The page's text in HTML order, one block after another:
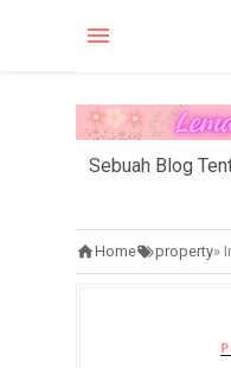
Sebuah Blog
Home property»